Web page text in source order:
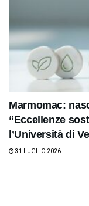
Marmomac:
“Eccellenze
l’Università di
31 LUGLIO 2026